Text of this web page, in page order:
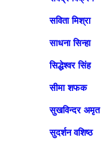
सविता मिश्रा
साधना सिन्हा
सिद्धेश्वर सिंह
सीमा शफक
सुखविन्‍दर अमृत
सुदर्शन वशिष्ठ